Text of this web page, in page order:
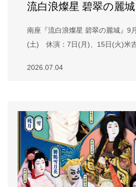
流白浪燦星 碧翠の麗城
南座『流白浪燦星 碧翠の麗城』9
(土) 休演：7日(月)、15日(火)米
2026.07.04